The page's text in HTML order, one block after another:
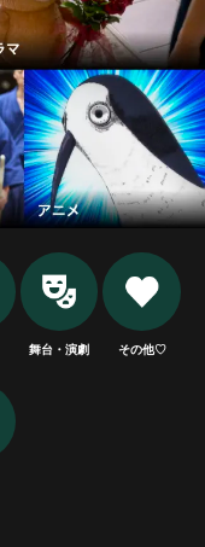
舞台・演劇 その他♡